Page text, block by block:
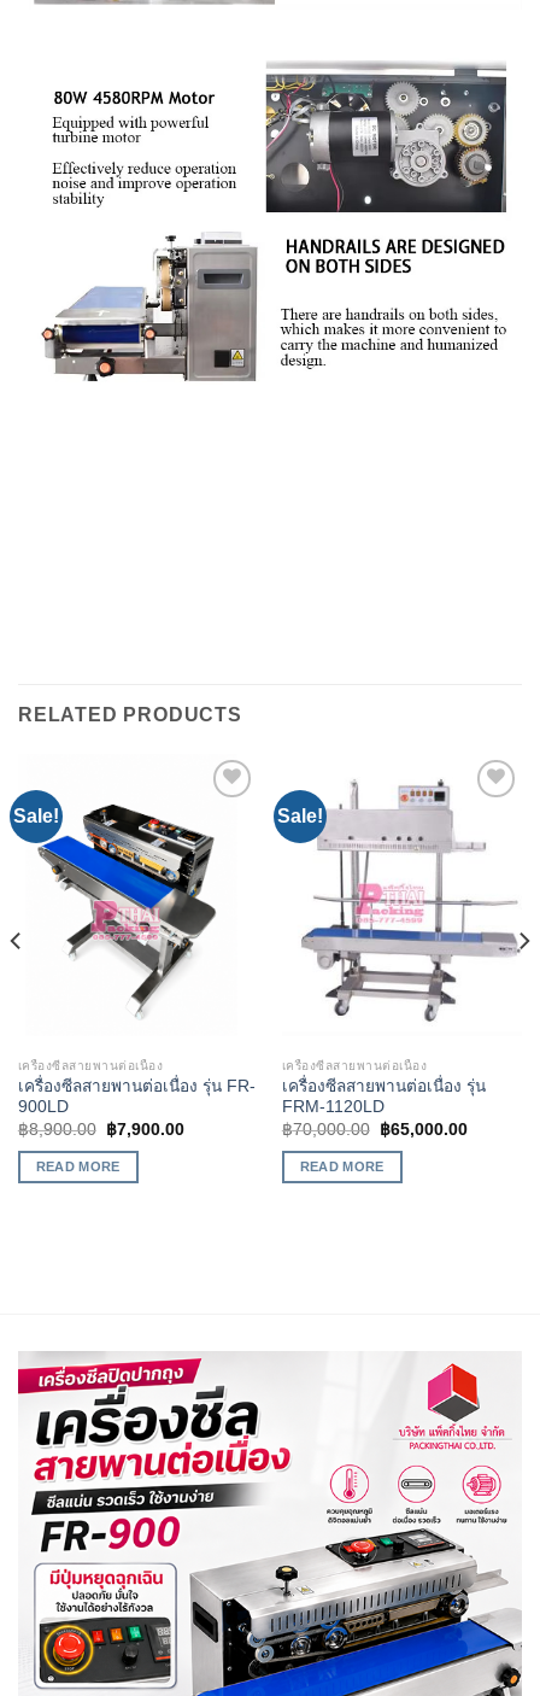
RELATED PRODUCTS
Sale!
Wishlist
เครื่องซีลสายพานต่อเนื่อง
เครื่องซีลสายพานต่อเนื่อง รุ่น FR-
900LD
฿8,900.00 ฿7,900.00
READ MORE
Sale!
เครื่องซีลสายพานต่อเนื่อง
เครื่องซีลสายพานต่อเนื่อง รุ่น
FRM-1120LD
฿70,000.00 ฿65,000.00
READ MORE